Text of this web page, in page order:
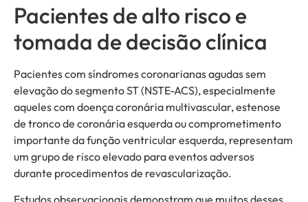
Pacientes de alto risco e
tomada de decisão clínica
Pacientes com síndromes coronarianas agudas sem
elevação do segmento ST (NSTE-ACS), especialmente
aqueles com doença coronária multivascular, estenose
de tronco de coronária esquerda ou comprometimento
importante da função ventricular esquerda, representam
um grupo de risco elevado para eventos adversos
durante procedimentos de revascularização.